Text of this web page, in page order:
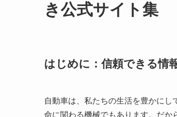
き公式サイト集
はじめに：信頼できる情
自動車は、私たちの生活を豊かに
命に関わる機械でもあります。だか